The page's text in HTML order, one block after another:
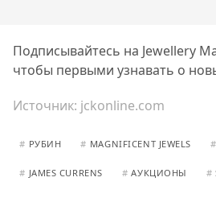
Подписывайтесь на Jewellery
чтобы первыми узнавать о
Источник: jckonline.com
# РУБИН # MAGNIFICENT JEWELS #
# JAMES CURRENS # АУКЦИОНЫ #